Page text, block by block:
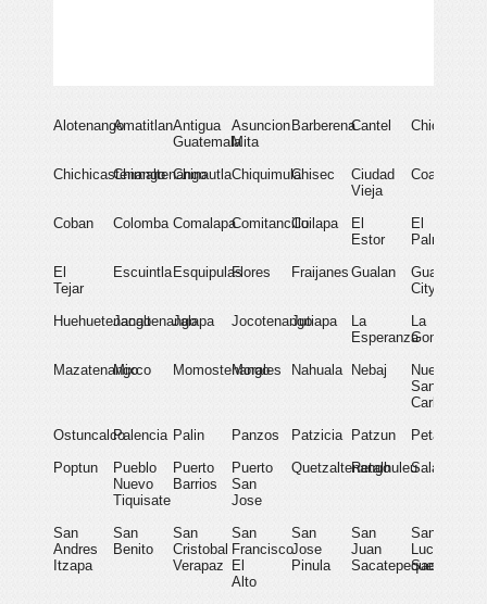
AlotenangoAmatitlanAntigua
Guatemala
Asuncion
Mita
BarberenaCantel Chicacao
Chichicastenango
Chimaltenango
ChinautlaChiquimulaChisec
Ciudad
Vieja
Coatepeque
Coban Colomba ComalapaComitancilloCuilapa
El
Estor
El
Palmar
El
Tejar
EscuintlaEsquipulasFlores Fraijanes Gualan
Guatemala
City
HuehuetenangoJacaltenango
Jalapa JocotenangoJutiapa
La
Esperanza
La
Gomera
Mazatenango
Mixco Momostenango
Morales Nahuala Nebaj
Nuevo
San
Carlos
OstuncalcoPalencia Palin Panzos Patzicia Patzun
Petapa
Poptun
Pueblo
Nuevo
Tiquisate
Puerto
Barrios
Puerto
San
Jose
Quetzaltenango
RetalhuleuSalama
San
Andres
Itzapa
San
Benito
San
Cristobal
Verapaz
San
Francisco
El
Alto
San
Jose
Pinula
San
Juan
Sacatepequez
San
Lucas